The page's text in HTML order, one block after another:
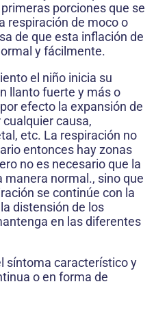
porciones que se
respiración de moco o
de que esta inflación de
y fácilmente.
el niño inicia su
llanto fuerte y más o
efecto la expansión de
cualquier causa,
etc. La respiración no
entonces hay zonas
no es necesario que la
manera normal., sino que
se continúe con la
distensión de los
en las diferentes
síntoma característico y
o en forma de